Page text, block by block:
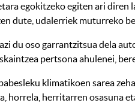
egokitzeko egiten ari
dute, udalerriek muturreko
du oso garrantzitsua dela
pertsona ahulenei,
klimatikoen sarea
horrela, herritarren osasuna